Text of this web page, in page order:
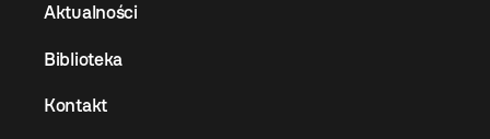
Aktualności
Biblioteka
Kontakt